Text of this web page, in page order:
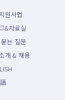
원사업
&자료실
는 질문
개 & 채용